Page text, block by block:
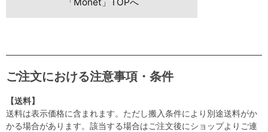
ご注文における注意事項・条件
【送料】
送料は表示価格に含まれます。ただし搬入条件により別途送料がか
かる場合があります。該当する場合はご注文後にショップよりご連